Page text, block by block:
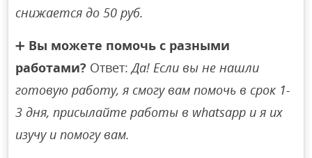
снижается до 50 руб.
➕ Вы можете помочь с разными
работами? Ответ:Да! Если вы не нашли
готовую работу, я смогу вам помочь в срок 1-
3 дня, присылайте работы в whatsapp и я их
изучу и помогу вам.